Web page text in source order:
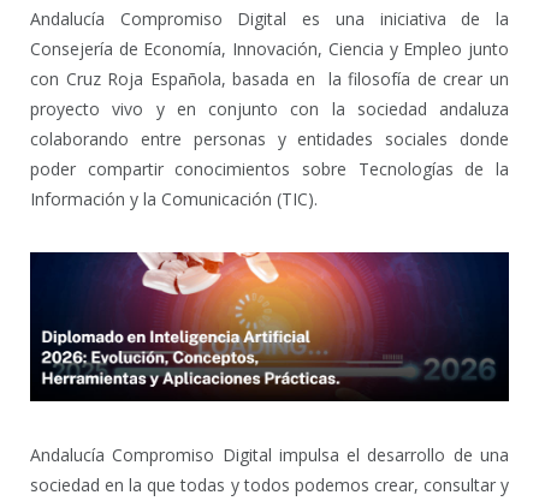
Andalucía Compromiso Digital es una iniciativa de la
Consejería de Economía, Innovación, Ciencia y Empleo junto
con Cruz Roja Española, basada en la filosofía de crear un
proyecto vivo y en conjunto con la sociedad andaluza
colaborando entre personas y entidades sociales donde
poder compartir conocimientos sobre Tecnologías de la
Información y la Comunicación (TIC).
Andalucía Compromiso Digital impulsa el desarrollo de una
sociedad en la que todas y todos podemos crear, consultar y